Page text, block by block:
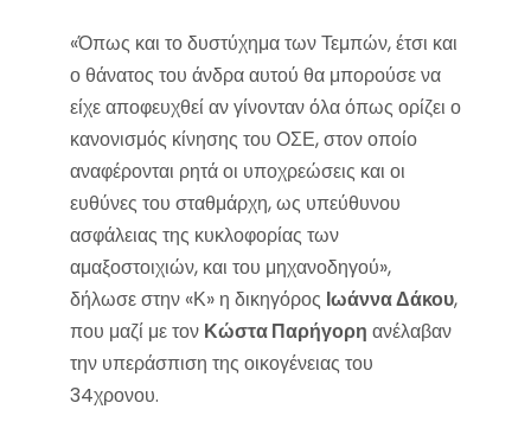
«Όπως και το δυστύχημα των Τεμπών, έτσι και
ο θάνατος του άνδρα αυτού θα μπορούσε να
είχε αποφευχθεί αν γίνονταν όλα όπως ορίζει ο
κανονισμός κίνησης του ΟΣΕ, στον οποίο
αναφέρονται ρητά οι υποχρεώσεις και οι
ευθύνες του σταθμάρχη, ως υπεύθυνου
ασφάλειας της κυκλοφορίας των
αμαξοστοιχιών, και του μηχανοδηγού»,
δήλωσε στην «Κ» η δικηγόρος Ιωάννα Δάκου,
που μαζί με τον Κώστα Παρήγορη ανέλαβαν
την υπεράσπιση της οικογένειας του
34χρονου.